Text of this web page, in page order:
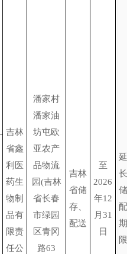
吉林
省鑫
利医
药生
物制
品有
限责
任公
潘家村
潘家油
坊屯欧
亚农产
品物流
园(吉林
省长春
市绿园
区青冈
路63
吉林
省储
存、
配送
至
2026
年12
月31
日
延
长
储
配
期
限